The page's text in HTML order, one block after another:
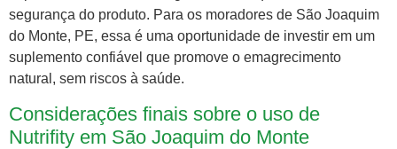
segurança do produto. Para os moradores de São Joaquim
do Monte, PE, essa é uma oportunidade de investir em um
suplemento confiável que promove o emagrecimento
natural, sem riscos à saúde.
Considerações finais sobre o uso de
Nutrifity em São Joaquim do Monte